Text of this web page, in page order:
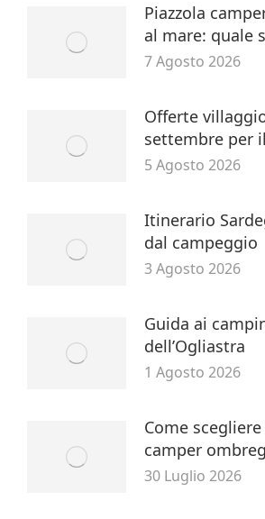
Piazzola
al mare: quale
7 Agosto 2026
Offerte
settembre per
5 Agosto 2026
Itinerario
dal campeggio
3 Agosto 2026
Guida ai
dell’Ogliastra
1 Agosto 2026
Come
camper
30 Luglio 2026